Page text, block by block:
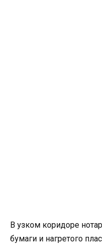
В узком коридоре
бумаги и нагретого